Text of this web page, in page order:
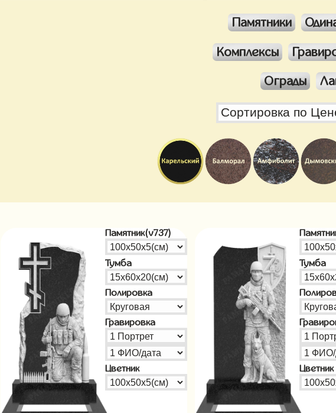
Памятники
Комплексы
Ограды
Памятник(v737)
Тумба
Полировка
Гравировка
Цветник
Тумба
Цветник